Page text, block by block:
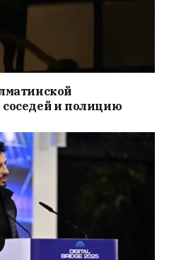
соседей и полицию